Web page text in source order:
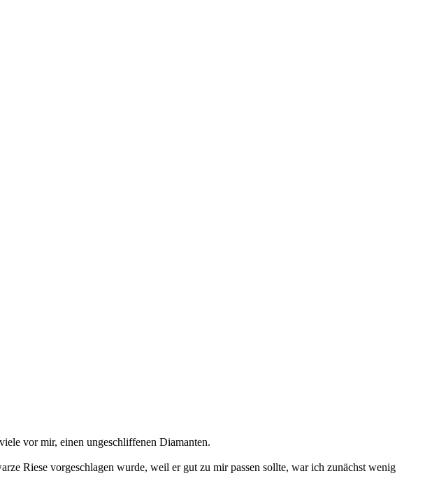
vor mir, einen ungeschliffenen Diamanten.
Riese vorgeschlagen wurde, weil er gut zu mir passen sollte, war ich zunächst wenig